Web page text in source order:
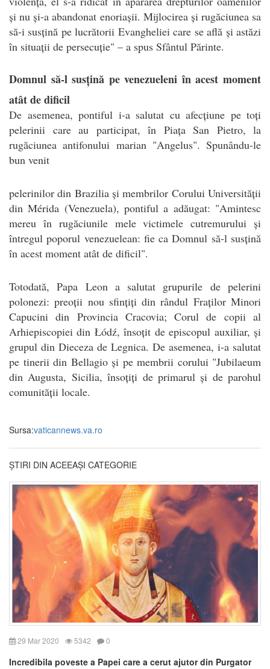
și nu și-a abandonat enoriașii. Mijlocirea și rugăciunea sa
să-i susțină pe lucrătorii Evangheliei care se află și astăzi
în situații de persecuție" – a spus Sfântul Părinte.
Domnul să-l susțină pe venezueleni în acest moment
atât de dificil
De asemenea, pontiful i-a salutat cu afecțiune pe toți
pelerinii care au participat, în Piața San Pietro, la
rugăciunea antifonului marian "Angelus". Spunându-le
bun venit
pelerinilor din Brazilia și membrilor Corului Universității
din Mérida (Venezuela), pontiful a adăugat: "Amintesc
mereu în rugăciunile mele victimele cutremurului și
întregul poporul venezuelean: fie ca Domnul să-l susțină
în acest moment atât de dificil".
Totodată, Papa Leon a salutat grupurile de pelerini
polonezi: preoții nou sfințiți din rândul Fraților Minori
Capucini din Provincia Cracovia; Corul de copii al
Arhiepiscopiei din Łódź, însoțit de episcopul auxiliar, și
grupul din Dieceza de Legnica. De asemenea, i-a salutat
pe tinerii din Bellagio și pe membrii corului "Jubilaeum
din Augusta, Sicilia, însoțiți de primarul și de parohul
comunității locale.
Sursa:vaticannews.va.ro
ȘTIRI DIN ACEEAȘI CATEGORIE
29 Mar 2020 5342 0
Incredibila poveste a Papei care a cerut ajutor din Purgator